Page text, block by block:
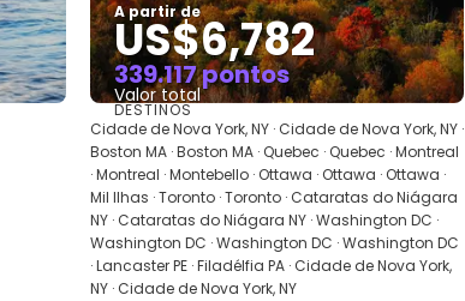
A partir de
US$6,782
339.117 pontos
Valor total
Saiba mais
DESTINOS
Cidade de Nova York, NY · Cidade de Nova York, NY ·
Boston MA · Boston MA · Quebec · Quebec · Montreal
· Montreal · Montebello · Ottawa · Ottawa · Ottawa ·
Mil Ilhas · Toronto · Toronto · Cataratas do Niágara
NY · Cataratas do Niágara NY · Washington DC ·
Washington DC · Washington DC · Washington DC
· Lancaster PE · Filadélfia PA · Cidade de Nova York,
NY · Cidade de Nova York, NY